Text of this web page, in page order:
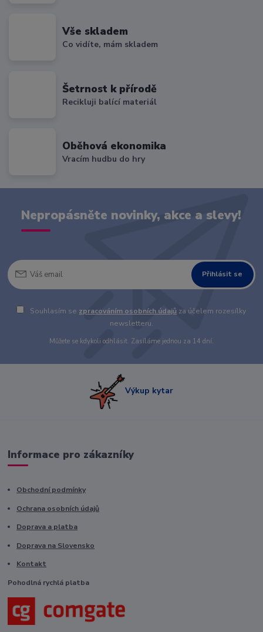
Vše skladem
Co vidíte, mám skladem
Šetrnost k přírodě
Recikluji balící materiál
Oběhová ekonomika
Vracím hudbu do hry
Nepropásněte novinky, akce a slevy!
Přihlásit se
Souhlasím se zpracováním osobních údajů za účelem rozesílky
newsletteru.
Můžete se kdykoli odhlásit. Zasíláme jednou za 14 dní.
Výkup kytar
Informace pro zákazníky
Obchodní podmínky
Ochrana osobních údajů
Doprava a platba
Doprava na Slovensko
Kontakt
Pohodlná rychlá platba